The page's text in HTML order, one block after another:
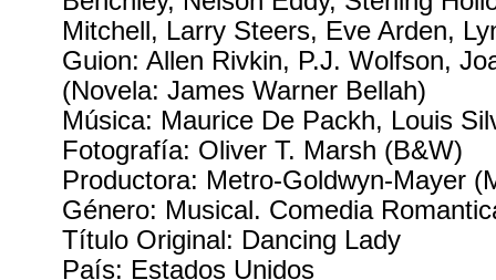
Mitchell, Larry Steers, Eve Arden,
Guion: Allen Rivkin, P.J. Wolfson,
(Novela: James Warner Bellah)
Música: Maurice De Packh, Louis
Fotografía: Oliver T. Marsh (B&W)
Productora: Metro-Goldwyn-Mayer
Género: Musical. Comedia
Título Original: Dancing Lady
País: Estados Unidos